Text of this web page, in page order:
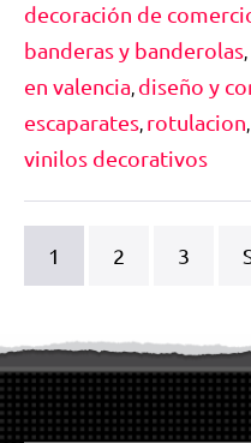
decoración de
banderas y banderolas,
en valencia, diseño y
escaparates, rotulacion,
vinilos decorativos
1 2 3